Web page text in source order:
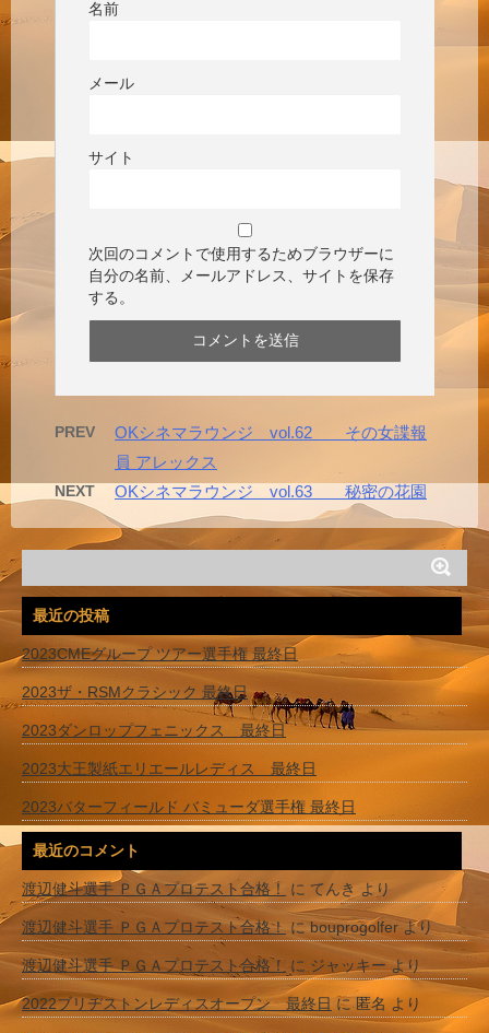
名前
メール
サイト
次回のコメントで使用するためブラウザーに
自分の名前、メールアドレス、サイトを保存
する。
PREV
OKシネマラウンジ vol.62 その女諜報
員 アレックス
NEXT OKシネマラウンジ vol.63 秘密の花園
最近の投稿
2023CMEグループ ツアー選手権 最終日
2023ザ・RSMクラシック 最終日
2023ダンロップフェニックス 最終日
2023大王製紙エリエールレディス 最終日
2023バターフィールド バミューダ選手権 最終日
最近のコメント
渡辺健斗選手 ＰＧＡプロテスト合格！ に てんき より
渡辺健斗選手 ＰＧＡプロテスト合格！ にbouprogolfer より
渡辺健斗選手 ＰＧＡプロテスト合格！ に ジャッキーより
2022ブリヂストンレディスオープン 最終日 に 匿名より